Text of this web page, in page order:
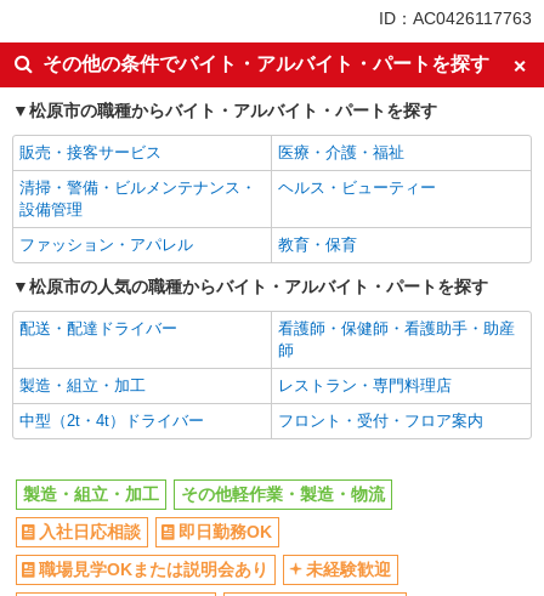
入社日応相談
即日勤務OK
職場見学OKまたは説明会あり
未経験歓迎
経験者・有資格者歓迎
新卒・第二新卒歓迎
主婦・主夫歓迎
フリーター歓迎
学歴不問
ブランクOK
ミドル（40代～）活躍中
エルダー（50代～）活躍中
高収入・高額
昇給あり
週払い
完全週休2日制
年間休日120日以上
土日祝休み
短期（3ヶ月以内）
平日のみ勤務OK
フルタイム歓迎
朝
昼
夕方
髪型・髪色自由
禁煙・分煙
食堂・売店あり
車通勤OK
バイク通勤OK
自転車通勤OK
残業ほぼなし
残業少なめ（月20h未満）
ID：AC0426117763
その他の条件でバイト・アルバイト・パートを探す
松原市の職種からバイト・アルバイト・パートを探す
販売・接客サービス
医療・介護・福祉
清掃・警備・ビルメンテナンス・
設備管理
ヘルス・ビューティー
ファッション・アパレル 教育・保育
松原市の人気の職種からバイト・アルバイト・パートを探す
配送・配達ドライバー
看護師・保健師・看護助手・助産
師
製造・組立・加工
レストラン・専門料理店
中型（2t・4t）ドライバー
フロント・受付・フロア案内
製造・組立・加工
その他軽作業・製造・物流
入社日応相談
即日勤務OK
職場見学OKまたは説明会あり
未経験歓迎